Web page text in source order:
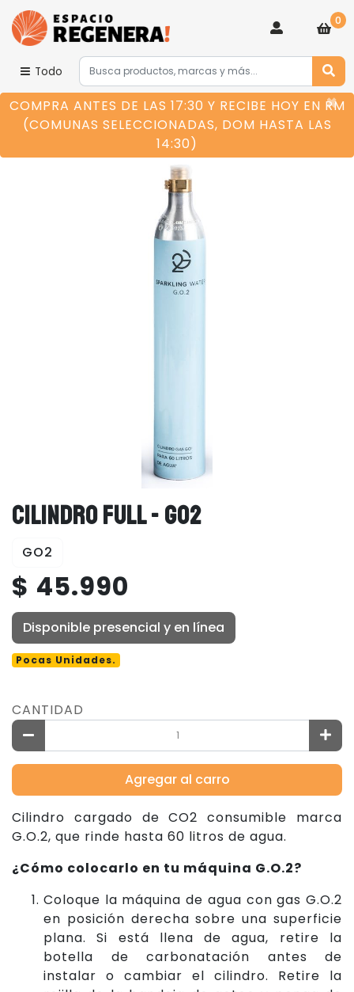
Todo
0
COMPRA ANTES DE LAS 17:30 Y RECIBE HOY EN RM
(COMUNAS SELECCIONADAS, DOM HASTA LAS
14:30)
×
CILINDRO FULL - GO2
GO2
$ 45.990
Disponible presencial y en línea
Pocas Unidades.
CANTIDAD
Agregar al carro
Cilindro cargado de CO2 consumible marca
G.O.2, que rinde hasta 60 litros de agua.
¿Cómo colocarlo en tu máquina G.O.2?
Coloque la máquina de agua con gas G.O.2
en posición derecha sobre una superficie
plana. Si está llena de agua, retire la
botella de carbonatación antes de
instalar o cambiar el cilindro. Retire la